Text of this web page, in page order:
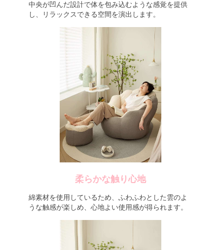
中央が凹んだ設計で体を包み込むような感覚を提供
し、リラックスできる空間を演出します。
柔らかな触り心地
綿素材を使用しているため、ふわふわとした雲のよ
うな触感が楽しめ、心地よい使用感が得られます。